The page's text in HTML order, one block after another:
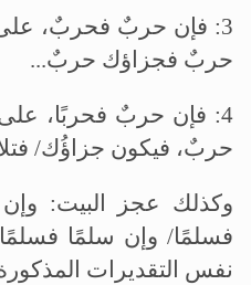
3: فإن حربٌ فحربٌ،
حربٌ فجزاؤك حربٌ...
4: فإن حربٌ فحربًا،
حربٌ، فيكون جزاؤُك/
وكذلك عجز البيت:
فسلمًا/ وإن سلمًا
نفس التقديرات